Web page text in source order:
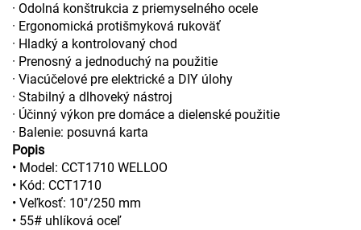
· Odolná konštrukcia z priemyselného ocele
· Ergonomická protišmyková rukoväť
· Hladký a kontrolovaný chod
· Prenosný a jednoduchý na použitie
· Viacúčelové pre elektrické a DIY úlohy
· Stabilný a dlhoveký nástroj
· Účinný výkon pre domáce a dielenské použitie
· Balenie: posuvná karta
Popis
• Model: CCT1710 WELLOO
• Kód: CCT1710
• Veľkosť: 10"/250 mm
• 55# uhlíková oceľ